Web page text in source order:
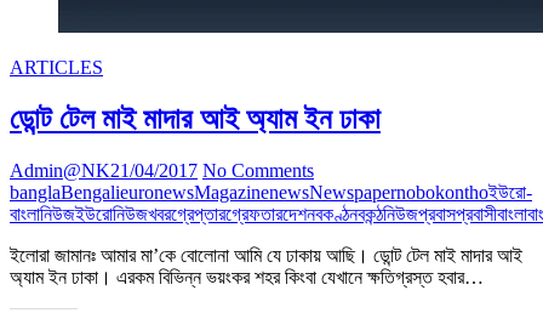
ARTICLES
ডোন্ট টেল মাই মাদার আই অ্যাম ইন ঢাকা
Admin@NK21/04/2017 No Comments
banglaBengalieuronewsMagazinenewsNewspapernobokonthoইউরো-
বাংলানিউজইউরোনিউজখবরগ্রেপ্তারগ্রেফতারদেশনবকণ্ঠনবকন্ঠনিউজপ্রবাসপ্রবাসীবাংলা
ইলোরা জামানঃ আমার মা’কে বোলোনা আমি যে ঢাকায় আছি। ডোন্ট টেল মাই মাদার আই
অ্যাম ইন ঢাকা। এরকম বিভিন্ন ভয়ংকর শহর কিংবা যেখানে ক্ষতিগ্রস্ত হবার…